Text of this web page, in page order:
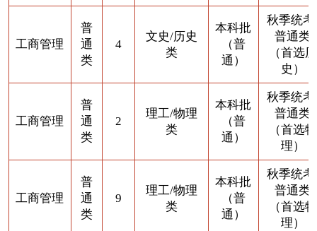
工商管理
普
通
类
4
文史/历史
类
本科批
（普
通）
秋季统
普通类
（首选历
史）
工商管理
普
通
类
2
理工/物理
类
本科批
（普
通）
秋季统
普通类
（首选物
理）
工商管理
普
通
类
9
理工/物理
类
本科批
（普
通）
秋季统
普通类
（首选物
理）